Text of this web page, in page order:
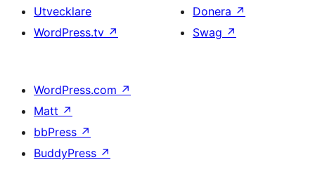
Utvecklare
WordPress.tv ↗
Donera ↗
Swag ↗
WordPress.com ↗
Matt ↗
bbPress ↗
BuddyPress ↗